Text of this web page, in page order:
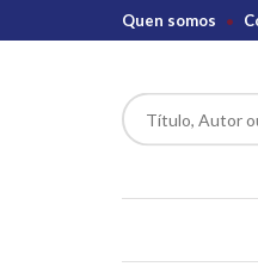
Quen somos